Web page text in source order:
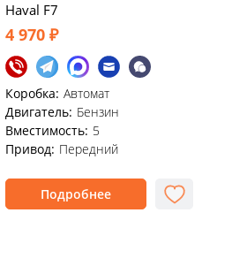
Haval F7
4 970 ₽
Коробка: Автомат
Двигатель: Бензин
Вместимость: 5
Привод: Передний
Подробнее